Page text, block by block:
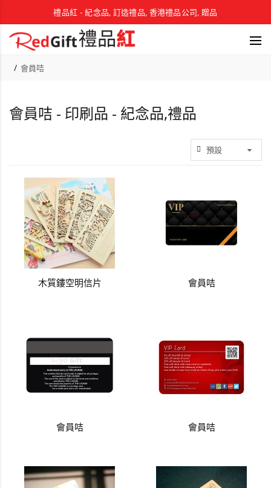
禮品紅 - 紀念品, 訂造禮品, 香港禮品公司, 贈品
會員咭
會員咭 - 印刷品 - 紀念品,禮品
木質鏤空明信片 會員咭
會員咭 會員咭